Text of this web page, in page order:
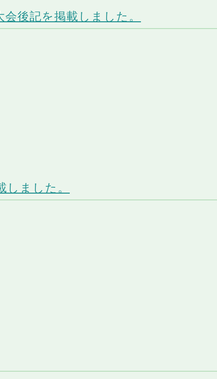
後記を掲載しました。
ました。